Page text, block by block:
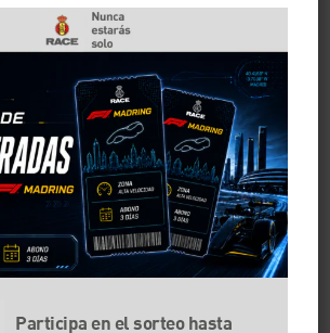
comprobar el
coche por
que vas a necesitar conocer si un
y la matrícula es una herramienta
Te explicamos qué formas
Participa en el sorteo hasta